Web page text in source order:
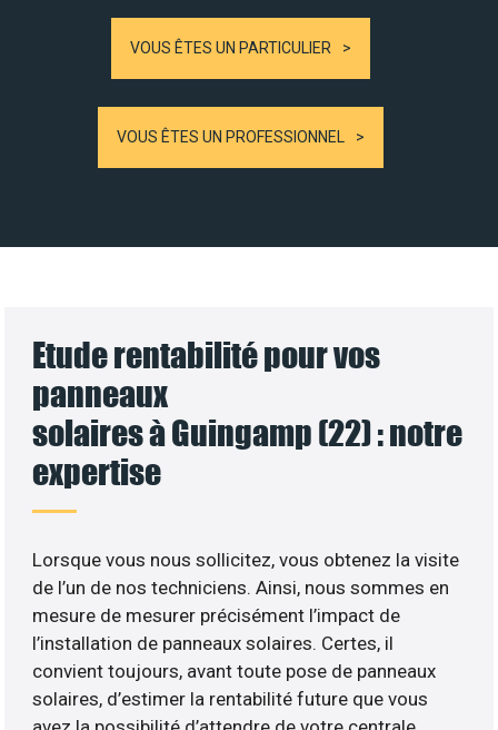
VOUS ÊTES UN PARTICULIER
VOUS ÊTES UN PROFESSIONNEL
Etude rentabilité pour vos
panneaux
solaires à Guingamp (22) : notre
expertise
Lorsque vous nous sollicitez, vous obtenez la visite
de l’un de nos techniciens. Ainsi, nous sommes en
mesure de mesurer précisément l’impact de
l’installation de panneaux solaires. Certes, il
convient toujours, avant toute pose de panneaux
solaires, d’estimer la rentabilité future que vous